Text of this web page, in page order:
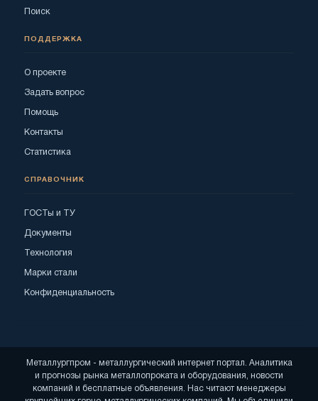
Поиск
ПОДДЕРЖКА
О проекте
Задать вопрос
Помощь
Контакты
Статистика
СПРАВОЧНИК
ГОСТы и ТУ
Документы
Технология
Марки стали
Конфиденциальность
Металлургпром - металлургический интернет портал. Аналитика
и прогнозы рынка металлопроката и оборудования, новости
компаний и бесплатные объявления. Нас читают менеджеры